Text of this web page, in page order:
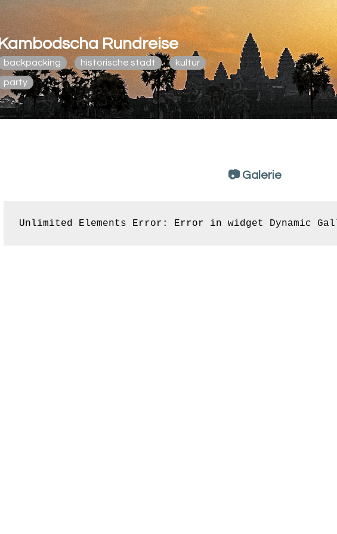
Kambodscha Rundreise
backpacking historische stadt kultur
party
📷 Galerie
Unlimited Elements Error: Error in widget Dynamic